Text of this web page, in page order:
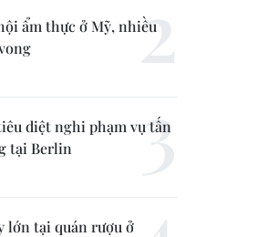
ẩm thực ở Mỹ, nhiều
diệt nghi phạm vụ tấn
tại Berlin
lớn tại quán rượu ở